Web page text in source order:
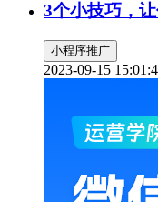
3个小技巧，
小程序推广
2023-09-15